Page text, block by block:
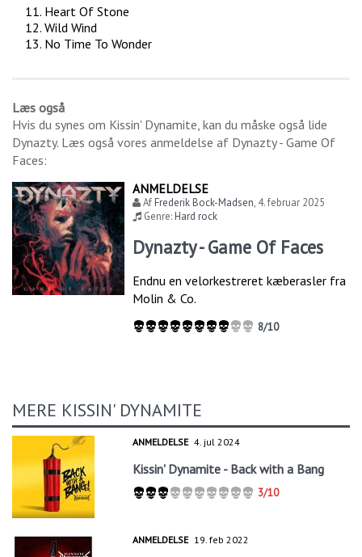
Heart Of Stone
Wild Wind
No Time To Wonder
Læs også
Hvis du synes om Kissin' Dynamite, kan du måske også lide
Dynazty. Læs også vores anmeldelse af Dynazty - Game Of
Faces:
ANMELDELSE
AfFrederik Bock-Madsen, 4. februar 2025
Genre:Hard rock
Dynazty - Game Of Faces
Endnu en velorkestreret kæberasler fra
Molin & Co.
8/10
MERE KISSIN' DYNAMITE
ANMELDELSE 4. jul 2024
Kissin' Dynamite - Back with a Bang
3/10
ANMELDELSE 19. feb 2022